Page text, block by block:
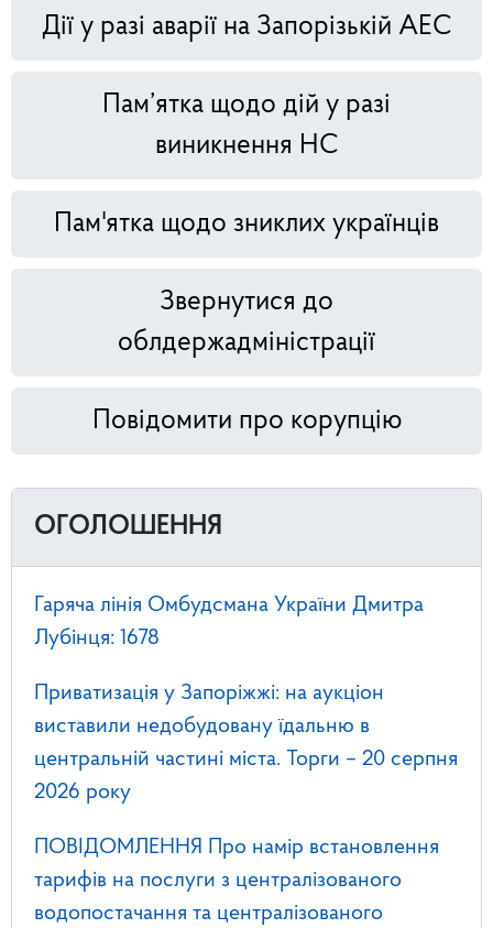
Дії у разі аварії на Запорізькій АЕС
Пам’ятка щодо дій у разі
виникнення НС
Пам'ятка щодо зниклих українців
Звернутися до
облдержадміністрації
Повідомити про корупцію
ОГОЛОШЕННЯ
Гаряча лінія Омбудсмана України Дмитра
Лубінця: 1678
Приватизація у Запоріжжі: на аукціон
виставили недобудовану їдальню в
центральній частині міста. Торги – 20 серпня
2026 року
ПОВІДОМЛЕННЯ Про намір встановлення
тарифів на послуги з централізованого
водопостачання та централізованого